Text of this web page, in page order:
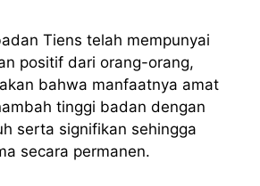
Tiens telah mempunyai
positif dari orang-orang,
bahwa manfaatnya amat
tinggi badan dengan
serta signifikan sehingga
secara permanen.